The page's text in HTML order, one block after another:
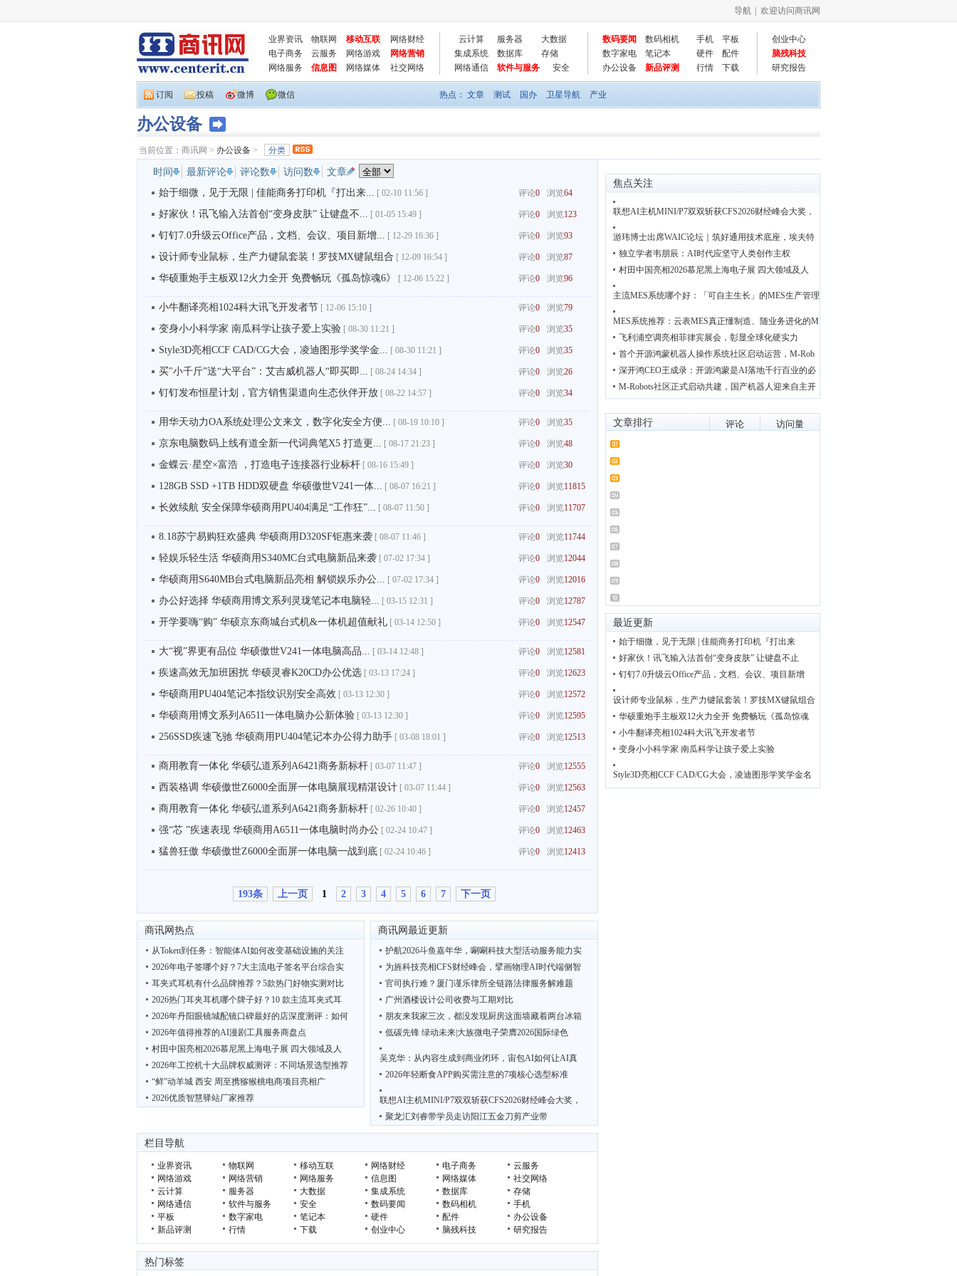
导航 | 欢迎访问商讯网
业界资讯 物联网 移动互联
网络财经
电子商务
云服务 网络游戏
网络营销
网络服务
信息图 网络媒体 社交网络
云计算 服务器
大数据
集成系统
数据库
存储
网络通信
软件与服务 安全
数码要闻 数码相机 手机
平板
数字家电
笔记本 硬件
配件
办公设备
新品评测 行情 下载
创业中心
脑残科技
研究报告
订阅 投稿 微博 微信 热点： 文章 测试 国办 卫星导航 产业
办公设备
当前位置： 商讯网 > 办公设备 > 分类
时间 最新评论 评论数 访问数
文章
始于细微，见于无限 | 佳能商务打印机『打出来... [ 02-10 11:56 ] 评论0 浏览64
好家伙！讯飞输入法首创“变身皮肤” 让键盘不... [ 01-05 15:49 ] 评论0 浏览123
钉钉7.0升级云Office产品，文档、会议、项目新增... [ 12-29 16:36 ] 评论0 浏览93
设计师专业鼠标，生产力键鼠套装！罗技MX键鼠组合 [ 12-09 16:54 ] 评论0 浏览87
华硕重炮手主板双12火力全开 免费畅玩《孤岛惊魂6》 [ 12-06 15:22 ] 评论0 浏览96
小牛翻译亮相1024科大讯飞开发者节 [ 12-06 15:10 ] 评论0 浏览79
变身小小科学家 南瓜科学让孩子爱上实验 [ 08-30 11:21 ] 评论0 浏览35
Style3D亮相CCF CAD/CG大会，凌迪图形学奖学金... [ 08-30 11:21 ] 评论0 浏览35
买"小千斤”送“大平台”：艾吉威机器人“即买即... [ 08-24 14:34 ] 评论0 浏览26
钉钉发布恒星计划，官方销售渠道向生态伙伴开放 [ 08-22 14:57 ] 评论0 浏览34
用华天动力OA系统处理公文来文，数字化安全方便... [ 08-19 10:10 ] 评论0 浏览35
京东电脑数码上线有道全新一代词典笔X5 打造更... [ 08-17 21:23 ] 评论0 浏览48
金蝶云·星空×富浩 ，打造电子连接器行业标杆 [ 08-16 15:49 ] 评论0 浏览30
128GB SSD +1TB HDD双硬盘 华硕傲世V241一体... [ 08-07 16:21 ] 评论0 浏览11815
长效续航 安全保障华硕商用PU404满足“工作狂”... [ 08-07 11:50 ] 评论0 浏览11707
8.18苏宁易购狂欢盛典 华硕商用D320SF钜惠来袭 [ 08-07 11:46 ] 评论0 浏览11744
轻娱乐轻生活 华硕商用S340MC台式电脑新品来袭 [ 07-02 17:34 ] 评论0 浏览12044
华硕商用S640MB台式电脑新品亮相 解锁娱乐办公... [ 07-02 17:34 ] 评论0 浏览12016
办公好选择 华硕商用博文系列灵珑笔记本电脑轻... [ 03-15 12:31 ] 评论0 浏览12787
开学要嗨“购” 华硕京东商城台式机&一体机超值献礼 [ 03-14 12:50 ] 评论0 浏览12547
大“视”界更有品位 华硕傲世V241一体电脑高品... [ 03-14 12:48 ] 评论0 浏览12581
疾速高效无加班困扰 华硕灵睿K20CD办公优选 [ 03-13 17:24 ] 评论0 浏览12623
华硕商用PU404笔记本指纹识别安全高效 [ 03-13 12:30 ] 评论0 浏览12572
华硕商用博文系列A6511一体电脑办公新体验 [ 03-13 12:30 ] 评论0 浏览12595
256SSD疾速飞驰 华硕商用PU404笔记本办公得力助手 [ 03-08 18:01 ] 评论0 浏览12513
商用教育一体化 华硕弘道系列A6421商务新标杆 [ 03-07 11:47 ] 评论0 浏览12555
西装格调 华硕傲世Z6000全面屏一体电脑展现精湛设计 [ 03-07 11:44 ] 评论0 浏览12563
商用教育一体化 华硕弘道系列A6421商务新标杆 [ 02-26 10:40 ] 评论0 浏览12457
强“芯 ”疾速表现 华硕商用A6511一体电脑时尚办公 [ 02-24 10:47 ] 评论0 浏览12463
猛兽狂傲 华硕傲世Z6000全面屏一体电脑一战到底 [ 02-24 10:46 ] 评论0 浏览12413
193条 上一页 1 2 3 4 5 6 7 下一页
商讯网热点
从Token到任务：智能体AI如何改变基础设施的关注
2026年电子签哪个好？7大主流电子签名平台综合实
耳夹式耳机有什么品牌推荐？5款热门好物实测对比
2026热门耳夹耳机哪个牌子好？10 款主流耳夹式耳
2026年丹阳眼镜城配镜口碑最好的店深度测评：如何
2026年值得推荐的AI漫剧工具服务商盘点
村田中国亮相2026慕尼黑上海电子展 四大领域及人
2026年工控机十大品牌权威测评：不同场景选型推荐
“鲜”动羊城 西安 周至携猕猴桃电商项目亮相广
2026优质智慧驿站厂家推荐
商讯网最近更新
护航2026斗鱼嘉年华，唰唰科技大型活动服务能力实
为旌科技亮相CFS财经峰会，擘画物理AI时代端侧智
官司执行难？厦门谨乐律所全链路法律服务解难题
广州酒楼设计公司收费与工期对比
朋友来我家三次，都没发现厨房这面墙藏着两台冰箱
低碳先锋 绿动未来|大族微电子荣膺2026国际绿色
吴克华：从内容生成到商业闭环，宙包AI如何让AI真
2026年轻断食APP购买需注意的7项核心选型标准
联想AI主机MINI/P7双双斩获CFS2026财经峰会大奖，
聚龙汇刘睿带学员走访阳江五金刀剪产业带
栏目导航
业界资讯 物联网 移动互联 网络财经 电子商务
云服务
网络游戏
网络营销 网络服务 信息图 网络媒体
社交网络
云计算
服务器 大数据 集成系统 数据库
存储
网络通信
软件与服务 安全 数码要闻 数码相机
手机
平板
数字家电 笔记本 硬件 配件
办公设备
新品评测
行情 下载 创业中心 脑残科技 研究报告
热门标签
焦点关注
联想AI主机MINI/P7双双斩获CFS2026财经峰会大奖，
游玮博士出席WAIC论坛｜筑好通用技术底座，埃夫特
独立学者韦朋辰：AI时代应坚守人类创作主权
村田中国亮相2026慕尼黑上海电子展 四大领域及人
主流MES系统哪个好：「可自主生长」的MES生产管理
MES系统推荐：云表MES真正懂制造、随业务进化的M
飞利浦空调亮相菲律宾展会，彰显全球化硬实力
首个开源鸿蒙机器人操作系统社区启动运营，M-Rob
深开鸿CEO王成录：开源鸿蒙是AI落地千行百业的必
M-Robots社区正式启动共建，国产机器人迎来自主开
文章排行 评论 访问量
最近更新
始于细微，见于无限 | 佳能商务打印机『打出来
好家伙！讯飞输入法首创“变身皮肤” 让键盘不止
钉钉7.0升级云Office产品，文档、会议、项目新增
设计师专业鼠标，生产力键鼠套装！罗技MX键鼠组合
华硕重炮手主板双12火力全开 免费畅玩《孤岛惊魂
小牛翻译亮相1024科大讯飞开发者节
变身小小科学家 南瓜科学让孩子爱上实验
Style3D亮相CCF CAD/CG大会，凌迪图形学奖学金名